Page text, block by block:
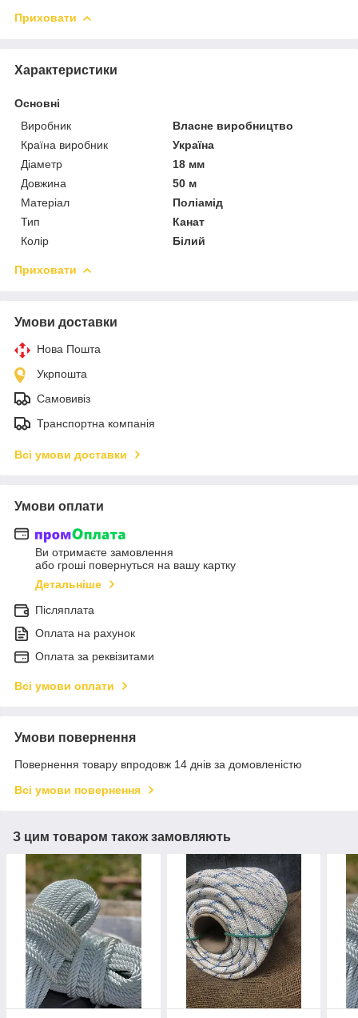
Приховати
Характеристики
Основні
Виробник
Власне виробництво
Країна виробник
Україна
Діаметр
18 мм
Довжина
50 м
Матеріал
Поліамід
Тип
Канат
Колір
Білий
Приховати
Умови доставки
Нова Пошта
Укрпошта
Самовивіз
Транспортна компанія
Всі умови доставки
Умови оплати
Ви отримаєте замовлення
або гроші повернуться на вашу картку
Детальніше
Післяплата
Оплата на рахунок
Оплата за реквізитами
Всі умови оплати
Умови повернення
Повернення товару впродовж 14 днів за домовленістю
Всі умови повернення
З цим товаром також замовляють